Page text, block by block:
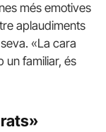
més emotives
aplaudiments
«La cara
un familiar, és